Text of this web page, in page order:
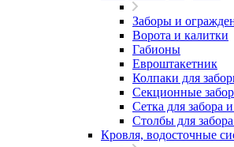
Заборы и
Ворота и калитки
Габионы
Евроштакетник
Колпаки для
Секционные
Сетка для забора
Столбы для
Кровля, водосточные